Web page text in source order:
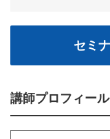
講師プロフィール